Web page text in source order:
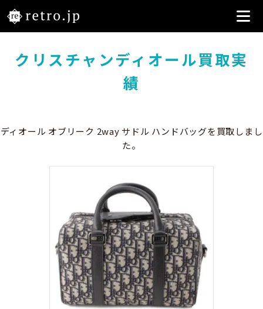
クリスチャンディオール買取実
績
ディオール オブリーク 2way サドル ハンドバッグを買取しまし
た。